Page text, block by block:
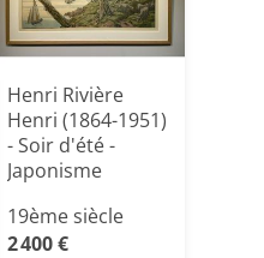
Henri Rivière
Henri (1864-1951)
- Soir d'été -
Japonisme
19ème siècle
2 400 €